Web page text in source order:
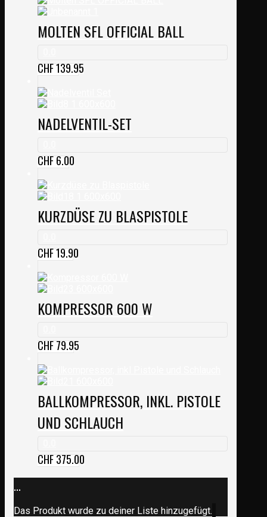
MOLTEN SFL OFFICIAL BALL
CHF139.95
NADELVENTIL-SET
CHF6.00
KURZDÜSE ZU BLASPISTOLE
CHF19.90
KOMPRESSOR 600 W
CHF79.95
BALLKOMPRESSOR, INKL. PISTOLE
UND SCHLAUCH
CHF375.00
...
Das Produkt wurde zu deiner Liste hinzugefügt.